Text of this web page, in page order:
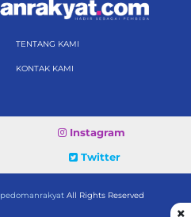
TENTANG KAMI
KONTAK KAMI
Instagram
Twitter
pedomanrakyat All Rights Reserved